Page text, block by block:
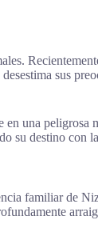
sus
una peligrosa
su destino con
familiar de